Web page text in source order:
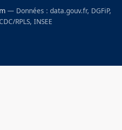
— Données : data.gouv.fr, DGFiP,
RPLS, INSEE